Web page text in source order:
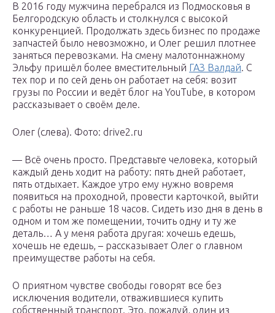
В 2016 году мужчина перебрался из Подмосковья в
Белгородскую область и столкнулся с высокой
конкуренцией. Продолжать здесь бизнес по продаже
запчастей было невозможно, и Олег решил плотнее
заняться перевозками. На смену малотоннажному
Эльфу пришёл более вместительный ГАЗ Валдай. С
тех пор и по сей день он работает на себя: возит
грузы по России и ведёт блог на YouTube, в котором
рассказывает о своём деле.
Олег (слева). Фото: drive2.ru
— Всё очень просто. Представьте человека, который
каждый день ходит на работу: пять дней работает,
пять отдыхает. Каждое утро ему нужно вовремя
появиться на проходной, провести карточкой, выйти
с работы не раньше 18 часов. Сидеть изо дня в день в
одном и том же помещении, точить одну и ту же
деталь… А у меня работа другая: хочешь едешь,
хочешь не едешь, – рассказывает Олег о главном
преимуществе работы на себя.
О приятном чувстве свободы говорят все без
исключения водители, отважившиеся купить
собственный транспорт. Это, пожалуй, один из